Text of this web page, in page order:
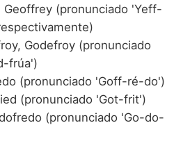
Geoffrey (pronunciado 'Yeff-
Godefroy (pronunciado
frúa')
(pronunciado 'Goff-ré-do')
(pronunciado 'Got-frit')
(pronunciado 'Go-do-